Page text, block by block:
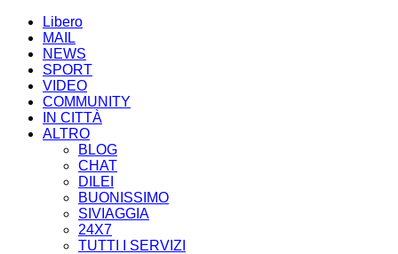
Libero
MAIL
NEWS
SPORT
VIDEO
COMMUNITY
IN CITTÀ
ALTRO
BLOG
CHAT
DILEI
BUONISSIMO
SIVIAGGIA
24X7
TUTTI I SERVIZI